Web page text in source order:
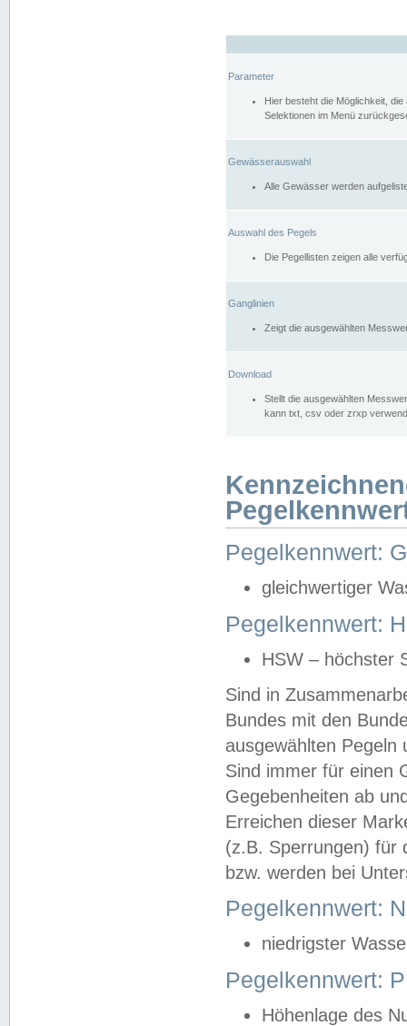
Parameter
Hier besteht die Möglichkeit,
Selektionen im Menü
Gewässerauswahl
Alle Gewässer werden
Auswahl des Pegels
Die Pegellisten zeigen alle
Ganglinien
Zeigt die ausgewählten
Download
Stellt die ausgewählten
kann txt, csv oder zrxp
Pegelkennwert:
gleichwertiger
Pegelkennwert:
HSW – höchster
Sind in
Bundes mit den
ausgewählten
Sind immer für einen
Gegebenheiten ab
Erreichen dieser
(z.B. Sperrungen) für
bzw. werden bei
Pegelkennwert:
niedrigster
Pegelkennwert:
Höhenlage des